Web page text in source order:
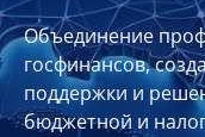
Совет
Союза
Участники
Планы
Объединение
госфинансов,
поддержки и
бюджетной и